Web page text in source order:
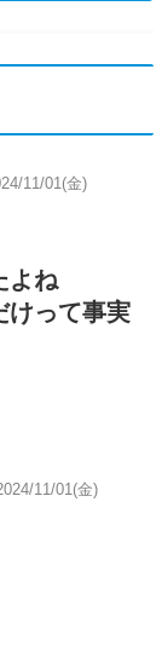
11/01(金)
よね
けって事実
11/01(金)